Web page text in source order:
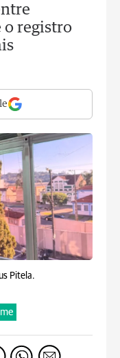
o registro
Pitela.